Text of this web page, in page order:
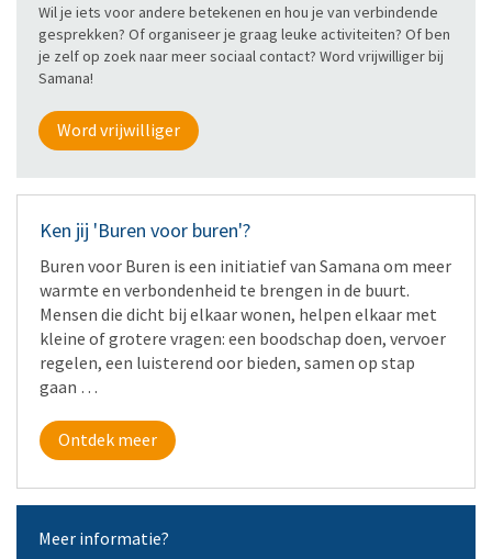
Wil je iets voor andere betekenen en hou je van verbindende
gesprekken? Of organiseer je graag leuke activiteiten? Of ben
je zelf op zoek naar meer sociaal contact? Word vrijwilliger bij
Samana!
Word vrijwilliger
Ken jij 'Buren voor buren'?
Buren voor Buren is een initiatief van Samana om meer
warmte en verbondenheid te brengen in de buurt.
Mensen die dicht bij elkaar wonen, helpen elkaar met
kleine of grotere vragen: een boodschap doen, vervoer
regelen, een luisterend oor bieden, samen op stap
gaan …
Ontdek meer
Meer informatie?